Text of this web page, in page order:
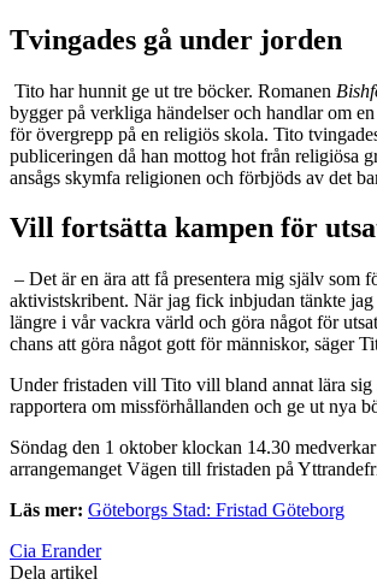
Tvingades gå under jorden
Tito har hunnit ge ut tre böcker. Romanen
bygger på verkliga händelser och handlar om
för övergrepp på en religiös skola. Tito
publiceringen då han mottog hot från religiösa
ansågs skymfa religionen och förbjöds av det
Vill fortsätta kampen för
– Det är en ära att få presentera mig själv som
aktivistskribent. När jag fick inbjudan tänkte
längre i vår vackra värld och göra något för
chans att göra något gott för människor, säger
Under fristaden vill Tito vill bland annat lära sig
rapportera om missförhållanden och ge ut nya
Söndag den 1 oktober klockan 14.30
arrangemanget Vägen till fristaden på
Läs mer: Göteborgs Stad: Fristad Göteborg
Cia Erander
Dela artikel